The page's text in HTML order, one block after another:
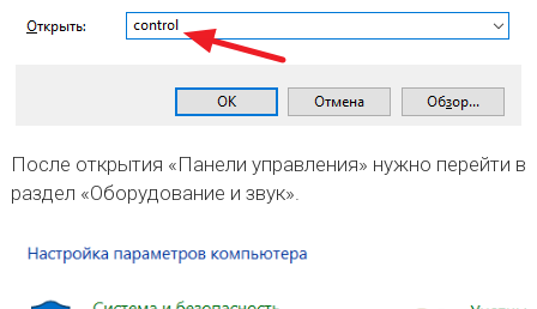
После открытия «Панели управления» нужно перейти в
раздел «Оборудование и звук».